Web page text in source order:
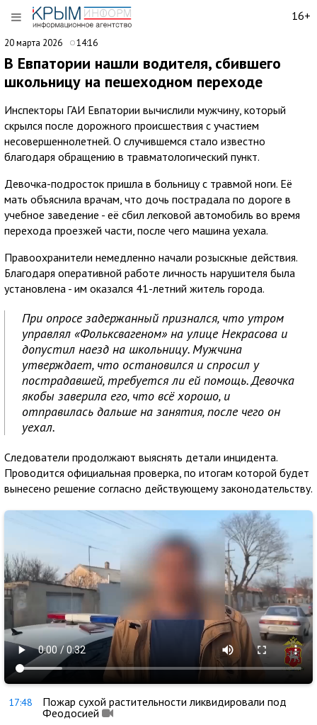
16+
20 марта 2026 14:16
В Евпатории нашли водителя, сбившего
школьницу на пешеходном переходе
Инспекторы ГАИ Евпатории вычислили мужчину, который
скрылся после дорожного происшествия с участием
несовершеннолетней. О случившемся стало известно
благодаря обращению в травматологический пункт.
Девочка-подросток пришла в больницу с травмой ноги. Её
мать объяснила врачам, что дочь пострадала по дороге в
учебное заведение - её сбил легковой автомобиль во время
перехода проезжей части, после чего машина уехала.
Правоохранители немедленно начали розыскные действия.
Благодаря оперативной работе личность нарушителя была
установлена - им оказался 41-летний житель города.
При опросе задержанный признался, что утром
управлял «Фольксвагеном» на улице Некрасова и
допустил наезд на школьницу. Мужчина
утверждает, что остановился и спросил у
пострадавшей, требуется ли ей помощь. Девочка
якобы заверила его, что всё хорошо, и
отправилась дальше на занятия, после чего он
уехал.
Следователи продолжают выяснять детали инцидента.
Проводится официальная проверка, по итогам которой будет
вынесено решение согласно действующему законодательству.
17:48
Пожар сухой растительности ликвидировали под
Феодосией